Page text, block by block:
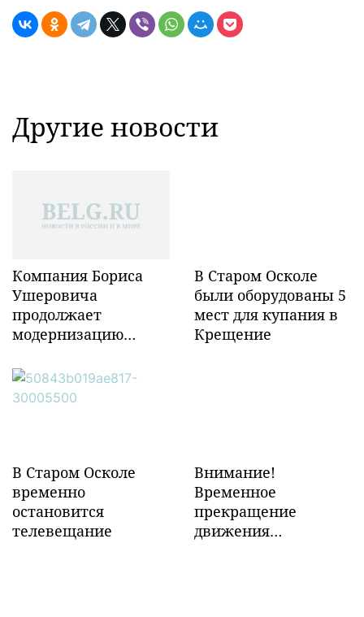
Другие новости
Компания Бориса
Ушеровича
продолжает
модернизацию
инфраструктуры в
Забайкалье
В Старом Осколе
были оборудованы 5
мест для купания в
Крещение
В Старом Осколе
временно
остановится
телевещание
Внимание!
Временное
прекращение
движения